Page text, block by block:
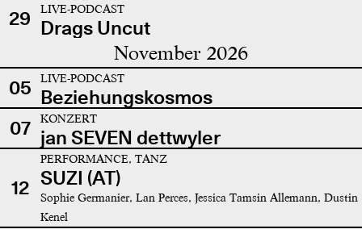
29
LIVE-PODCAST
Drags Uncut
November 2026
05 LIVE-PODCAST
Beziehungskosmos
07
KONZERT
jan SEVEN dettwyler
12
PERFORMANCE, TANZ
SUZI (AT)
Sophie Germanier, Lan Perces, Jessica Tamsin Allemann, Dustin
Kenel